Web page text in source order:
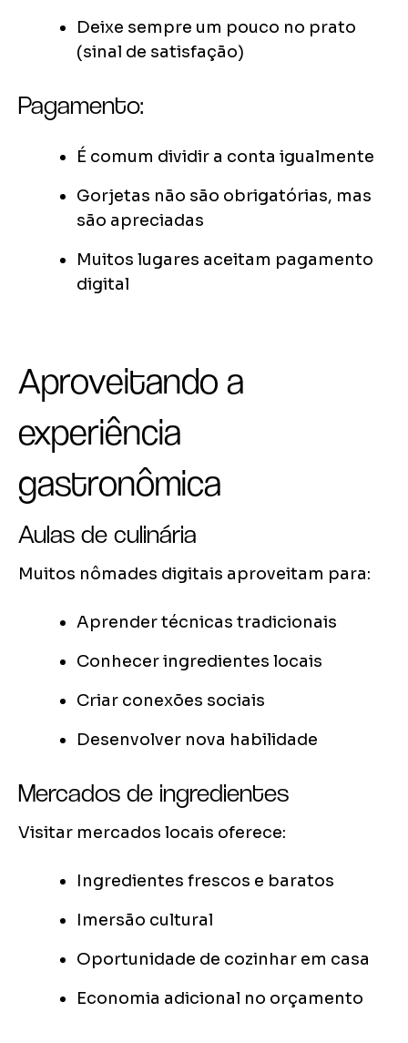
Deixe sempre um pouco no prato
(sinal de satisfação)
Pagamento:
É comum dividir a conta igualmente
Gorjetas não são obrigatórias, mas
são apreciadas
Muitos lugares aceitam pagamento
digital
Aproveitando a
experiência
gastronômica
Aulas de culinária
Muitos nômades digitais aproveitam para:
Aprender técnicas tradicionais
Conhecer ingredientes locais
Criar conexões sociais
Desenvolver nova habilidade
Mercados de ingredientes
Visitar mercados locais oferece:
Ingredientes frescos e baratos
Imersão cultural
Oportunidade de cozinhar em casa
Economia adicional no orçamento